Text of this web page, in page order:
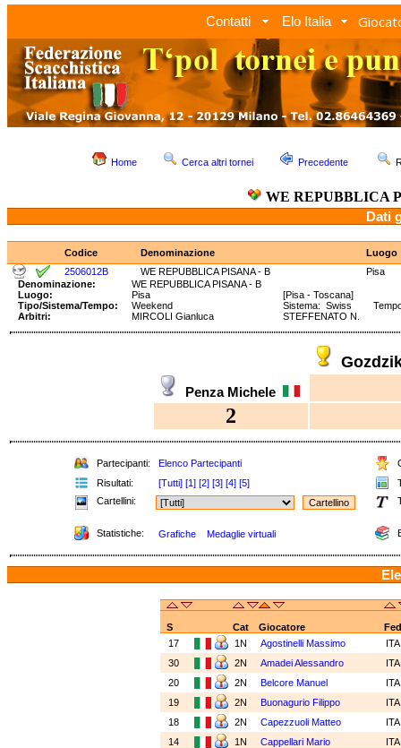
Contatti Elo Italia
Home Cerca altri tornei Precedente
WE REPUBBLICA
Dati
Codice Denominazione
Luogo
2506012B
WE REPUBBLICA PISANA - B
Pisa
Denominazione:
WE REPUBBLICA PISANA - B
Luogo:
Pisa
[Pisa - Toscana]
Tipo/Sistema/Tempo:
Weekend
Sistema: Swiss
Arbitri:
MIRCOLI Gianluca STEFFENATO N.
Penza Michele
2
Partecipanti: Elenco Partecipanti
Risultati:
[Tutti] [1] [2] [3] [4] [5]
Cartellini:
Statistiche: Grafiche Medaglie virtuali
S Cat Giocatore
Fed
17
1N Agostinelli Massimo
30
2N Amadei Alessandro
20
2N Belcore Manuel
19
2N Buonagurio Filippo
18
2N Capezzuoli Matteo
14
1N Cappellari Mario